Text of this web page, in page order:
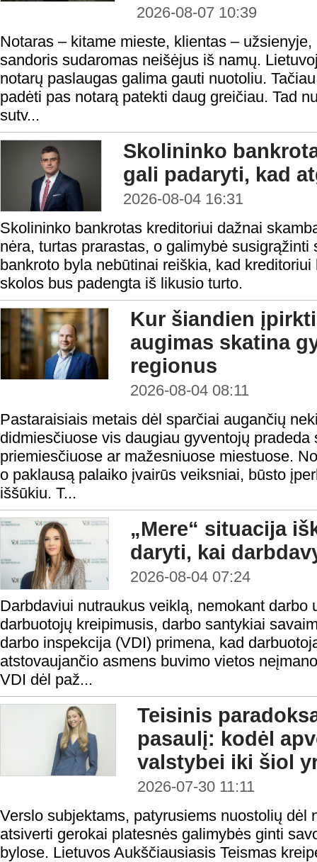
2026-08-07 10:39
Notaras – kitame mieste, klientas –
sandoris sudaromas neišėjus iš namų.
notarų paslaugas galima gauti nuotoliu.
padėti pas notarą patekti daug greičiau. Tad
sutv...
Skolininko
gali padaryti, kad
2026-08-04 16:31
Skolininko bankrotas kreditoriui dažnai
nėra, turtas prarastas, o galimybė susigrąžinti
bankroto byla nebūtinai reiškia, kad
skolos bus padengta iš likusio turto.
Kur šiandien
augimas skatina
regionus
2026-08-04 08:11
Pastaraisiais metais dėl sparčiai augančių
didmiesčiuose vis daugiau gyventojų pradeda
priemiesčiuose ar mažesniuose miestuose.
o paklausą palaiko įvairūs veiksniai, būsto
iššūkiu. T...
„Mere“ situacija
daryti, kai
2026-08-04 07:24
Darbdaviui nutraukus veiklą, nemokant darbo
darbuotojų kreipimusis, darbo santykiai
darbo inspekcija (VDI) primena, kad
atstovaujančio asmens buvimo vietos
VDI dėl paž...
Teisinis
pasaulį: kodėl
valstybei iki šiol
2026-07-30 11:11
Verslo subjektams, patyrusiems nuostolių dėl
atsiverti gerokai platesnės galimybės ginti
bylose. Lietuvos Aukščiausiasis Teismas